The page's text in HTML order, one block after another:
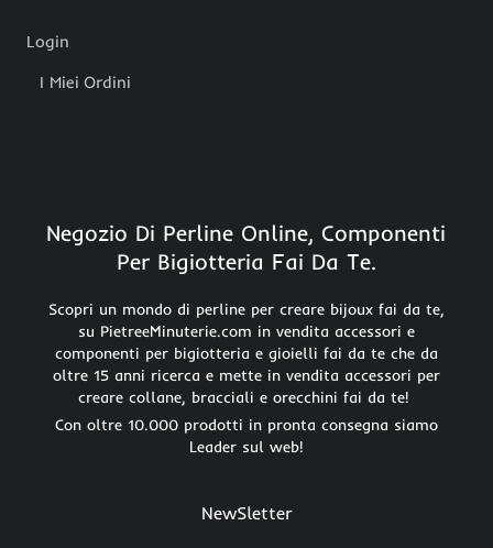
Login
I Miei Ordini
Negozio Di Perline Online, Componenti
Per Bigiotteria Fai Da Te.
Scopri un mondo di perline per creare bijoux fai da te,
su PietreeMinuterie.com in vendita accessori e
componenti per bigiotteria e gioielli fai da te che da
oltre 15 anni ricerca e mette in vendita accessori per
creare collane, bracciali e orecchini fai da te!
Con oltre 10.000 prodotti in pronta consegna siamo
Leader sul web!
NewSletter